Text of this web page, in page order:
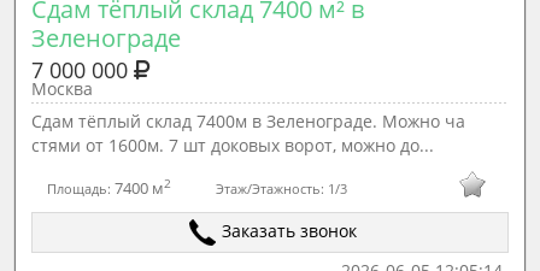
Сдам тёплый склад 7400 м² в
Зеленограде
7 000 000
Москва
Сдам тёплый склад 7400м в Зеленограде. Можно ча
стями от 1600м. 7 шт доковых ворот, можно до...
Площадь:7400 м2 Этаж/Этажность: 1/3
Заказать звонок